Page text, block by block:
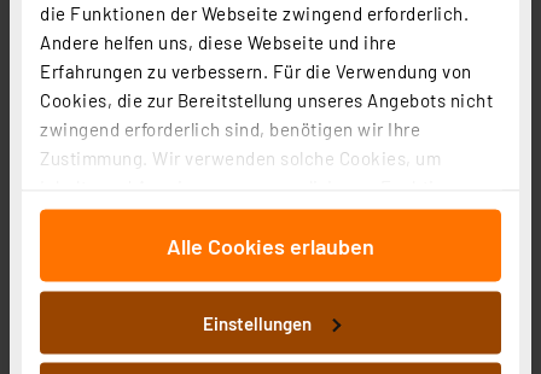
die Funktionen der Webseite zwingend erforderlich.
Andere helfen uns, diese Webseite und ihre
Erfahrungen zu verbessern. Für die Verwendung von
Cookies, die zur Bereitstellung unseres Angebots nicht
zwingend erforderlich sind, benötigen wir Ihre
Zustimmung. Wir verwenden solche Cookies, um
für soziale Medien anbieten zu können und die Zugriffe
auf unsere Website zu analysieren. Außerdem geben
wir Informationen zu Ihrer Verwendung unserer Website
an unsere Partner für soziale Medien, Werbung und
Analysen weiter. Unsere Partner führen diese
Informationen möglicherweise mit weiteren Daten
Alle Cookies erlauben
Einstellungen
Ei Electronics Rauchmelder Ei650iC, drahtvernetzbar,
AudioLINK-Funktion, 10-Jahres-Batterie
Artikel-Nr. 120877
2 3 4 5 (4)
inkl. MwSt.
Informationen zu Versandkosten